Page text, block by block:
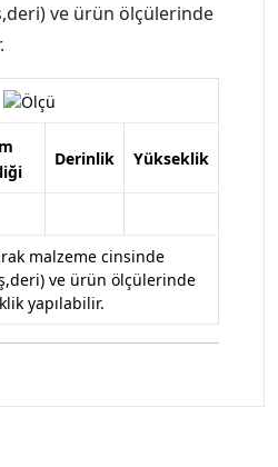
ve ürün ölçülerinde
Derinlik Yükseklik
malzeme cinsinde
ve ürün ölçülerinde
yapılabilir.